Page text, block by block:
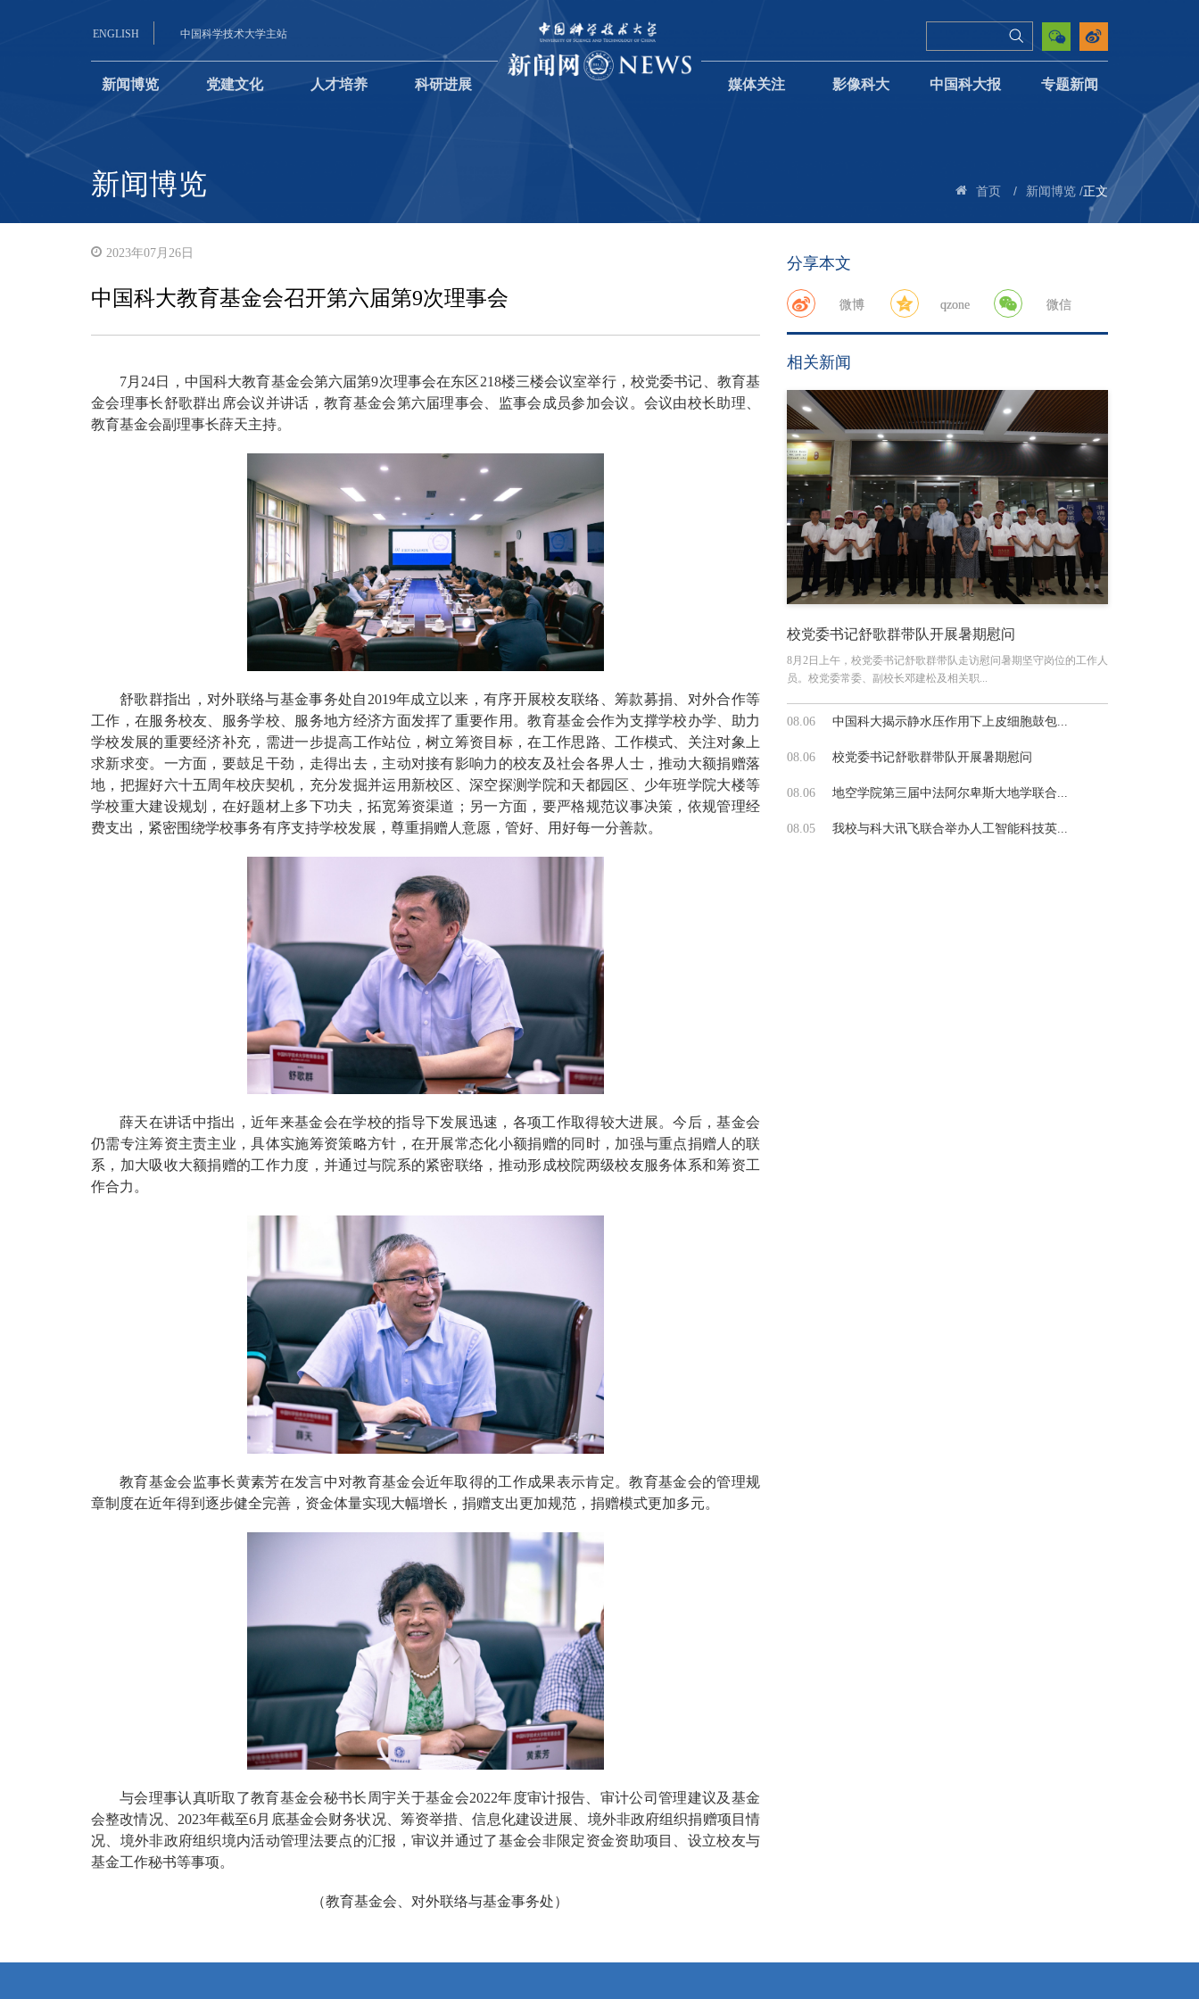
ENGLISH 中国科学技术大学主站
新闻博览 党建文化 人才培养 科研进展 媒体关注 影像科大 中国科大报 专题新闻
新闻博览 首页 / 新闻博览 /正文
2023年07月26日
中国科大教育基金会召开第六届第9次理事会
7月24日，中国科大教育基金会第六届第9次理事会在东区218楼三楼会议室举行，校党委书记、教育基
金会理事长舒歌群出席会议并讲话，教育基金会第六届理事会、监事会成员参加会议。会议由校长助理、
教育基金会副理事长薛天主持。
舒歌群指出，对外联络与基金事务处自2019年成立以来，有序开展校友联络、筹款募捐、对外合作等
工作，在服务校友、服务学校、服务地方经济方面发挥了重要作用。教育基金会作为支撑学校办学、助力
学校发展的重要经济补充，需进一步提高工作站位，树立筹资目标，在工作思路、工作模式、关注对象上
求新求变。一方面，要鼓足干劲，走得出去，主动对接有影响力的校友及社会各界人士，推动大额捐赠落
地，把握好六十五周年校庆契机，充分发掘并运用新校区、深空探测学院和天都园区、少年班学院大楼等
学校重大建设规划，在好题材上多下功夫，拓宽筹资渠道；另一方面，要严格规范议事决策，依规管理经
费支出，紧密围绕学校事务有序支持学校发展，尊重捐赠人意愿，管好、用好每一分善款。
薛天在讲话中指出，近年来基金会在学校的指导下发展迅速，各项工作取得较大进展。今后，基金会
仍需专注筹资主责主业，具体实施筹资策略方针，在开展常态化小额捐赠的同时，加强与重点捐赠人的联
系，加大吸收大额捐赠的工作力度，并通过与院系的紧密联络，推动形成校院两级校友服务体系和筹资工
作合力。
教育基金会监事长黄素芳在发言中对教育基金会近年取得的工作成果表示肯定。教育基金会的管理规
章制度在近年得到逐步健全完善，资金体量实现大幅增长，捐赠支出更加规范，捐赠模式更加多元。
与会理事认真听取了教育基金会秘书长周宇关于基金会2022年度审计报告、审计公司管理建议及基金
会整改情况、2023年截至6月底基金会财务状况、筹资举措、信息化建设进展、境外非政府组织捐赠项目情
况、境外非政府组织境内活动管理法要点的汇报，审议并通过了基金会非限定资金资助项目、设立校友与
基金工作秘书等事项。
（教育基金会、对外联络与基金事务处）
分享本文
微博 qzone 微信
相关新闻
校党委书记舒歌群带队开展暑期慰问
8月2日上午，校党委书记舒歌群带队走访慰问暑期坚守岗位的工作人
员。校党委常委、副校长邓建松及相关职...
08.06 中国科大揭示静水压作用下上皮细胞鼓包...
08.06 校党委书记舒歌群带队开展暑期慰问
08.06 地空学院第三届中法阿尔卑斯大地学联合...
08.05 我校与科大讯飞联合举办人工智能科技英...